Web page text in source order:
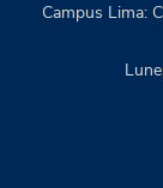
Campus Lima: